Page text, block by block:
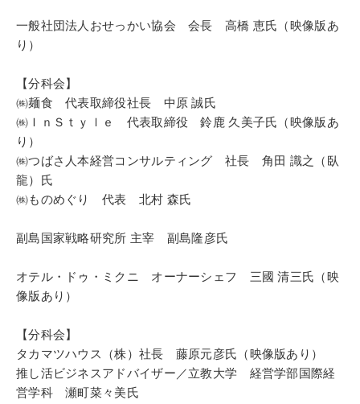
り方』（弊会刊）、講話収録物に最新刊『後継社長
の実践経営学』（弊会刊）がある。ポッドキャスト
一般社団法人おせっかい協会 会長 高橋 恵氏（映像版あ
り）
【分科会】
㈱麺食 代表取締役社長 中原 誠氏
㈱ＩｎＳｔｙｌｅ 代表取締役 鈴鹿 久美子氏（映像版あ
り）
㈱つばさ人本経営コンサルティング 社長 角田 識之（臥
龍）氏
㈱ものめぐり 代表 北村 森氏
副島国家戦略研究所 主宰 副島隆彦氏
オテル・ドゥ・ミクニ オーナーシェフ 三國 清三氏（映
像版あり）
【分科会】
タカマツハウス（株）社長 藤原元彦氏（映像版あり）
推し活ビジネスアドバイザー／立教大学 経営学部国際経
営学科 瀬町菜々美氏